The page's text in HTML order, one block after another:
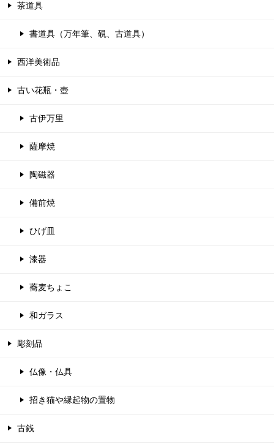
茶道具
書道具（万年筆、硯、古道具）
西洋美術品
古い花瓶・壺
古伊万里
薩摩焼
陶磁器
備前焼
ひげ皿
漆器
蕎麦ちょこ
和ガラス
彫刻品
仏像・仏具
招き猫や縁起物の置物
古銭